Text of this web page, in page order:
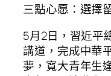
三點心愿：選擇
5月2日，習近平
講道，完成中華
夢，寬大青年生